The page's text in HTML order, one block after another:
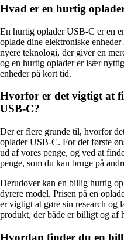
Hvad er en hurtig
En hurtig oplader USB-C er en
oplade dine elektroniske
nyere teknologi, der giver en
og en hurtig oplader er især
enheder på kort tid.
Hvorfor er det vigtigt at
USB-C?
Der er flere grunde til, hvorfor
oplader USB-C. For det første
ud af vores penge, og ved at
penge, som du kan bruge på
Derudover kan en billig hurtig
dyrere model. Prisen på en
er vigtigt at gøre sin research og
produkt, der både er billigt og af
Hvordan finder du en